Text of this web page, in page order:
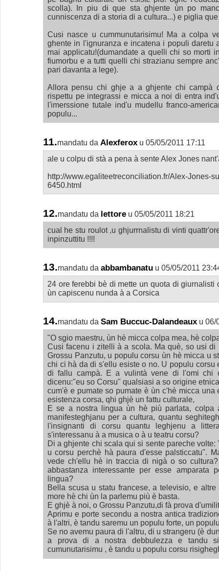
scolla). In piu di que sta ghjente ùn po
cunniscenza di a storia di a cultura...) e piglia
Cusi nasce u cummunutarisimu! Ma a colpa
ghente in l'ignuranza e incatena i populi daretu
mai applicatu!(dumandate a quelli chi so morti
fiumorbu e a tutti quelli chi strazianu sempre
pari davanta a lege).
Allora pensu chi ghje a a ghjente chi campà
rispettu pe integrassi e micca a noi di entra
l'imerssione tutale ind'u mudellu franco-
populu...
11.mandatu da Alexferox u 05/05/2011 17:11
ale u colpu di stà a pena à sente Alex Jones
http://www.egaliteetreconciliation.fr/Alex-Jones-
6450.html
12.mandatu da lettore u 05/05/2011 18:21
cual he stu roulot ,u ghjurrnalistu di vinti
inpinzuttitu !!!!
13.mandatu da abbambanatu u 05/05/2011
24 ore ferebbi bè di mette un quota di giurnalisti
ùn capiscenu nunda à a Corsica
14.mandatu da Sam Buccuc-Dalandeaux u 06/
"O sgio maestru, ùn hè micca colpa mea, hè
Cusi facenu i zitelli à a scola. Ma què, so usi di
Grossu Panzutu, u populu corsu ùn hè micca u
chi ci hà da di s'ellu esiste o no. U populu corsu
di fallu campà. E a vulintà vene di l'omi chi
dicenu:"eu so Corsu" qualsiasi a so origine
cum'è e pumate so pumate è ùn c'hè micca una
esistenza corsa, qhi ghjè un fattu culturale,
E se a nostra lingua ùn hè più parlata,
manifesteghjanu per a cultura, quantu
l'insignanti di corsu quantu leghjenu a
s'interessanu à a musica o à u teatru corsu?
Di a ghjente chi scala qui si sente pareche
u corsu perchè hà paura d'esse palsticcatu".
vede ch'ellu hè in traccia di nigà o so
abbastanza interessante per esse amparata
lingua?
Bella scusa u statu francese, a televisio, e
more hè chi ùn la parlemu più è basta.
E ghjè à noi, o Grossu Panzutu,di fà prova
Aprimu e porte secondu a nostra antica
à l'altri, è tandu saremu un populu forte, un
Se no avemu paura di l'altru, di u strangeru (è
a prova di a nostra debbulezza e tandu
cumunutarisimu , è tandu u populu corsu